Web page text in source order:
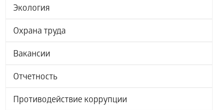
Экология
Охрана труда
Вакансии
Отчетность
Противодействие коррупции